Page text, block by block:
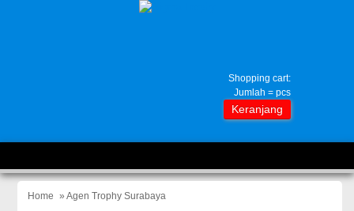
Shopping cart:
Jumlah = pcs
Keranjang
Home » Agen Trophy Surabaya